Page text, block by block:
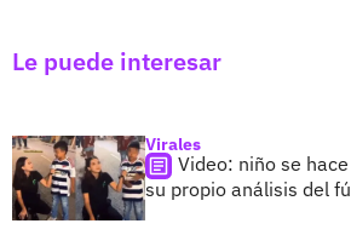
Le puede interesar
Virales
Video: niño se
su propio análisis del